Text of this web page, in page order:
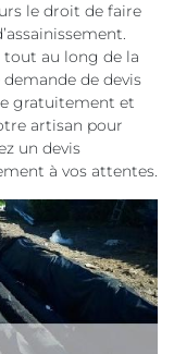
le droit de faire
tout au long de la
de devis
gratuitement et
artisan pour
un devis
à vos attentes.